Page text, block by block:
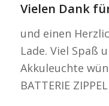
Vielen Dank
und einen
Lade. Viel Spaß
Akkuleuchte
BATTERIE ZIPPEL